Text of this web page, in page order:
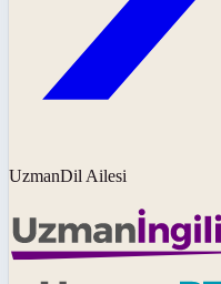
UzmanDil Ailesi